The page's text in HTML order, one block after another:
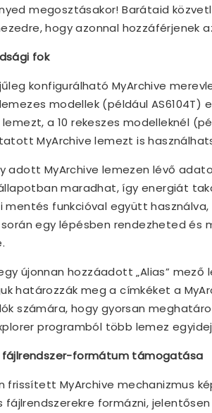
megosztásakor! Barátaid
hogy azonnal hozzáférjenek
fok
konfigurálható MyArchive
modellek (például
lemezt, a 10 rekeszes modelleknél
MyArchive lemezt is
adott MyArchive lemezen lévő
maradhat, így energiát
mentés funkcióval együtt
egy lépésben rendezheted és
újonnan hozzáadott „Alias”
határozzák meg a címkéket a
számára, hogy gyorsan
programból több lemez
formátum támogatása
frissített MyArchive mechanizmus
fájlrendszerekre formázni,